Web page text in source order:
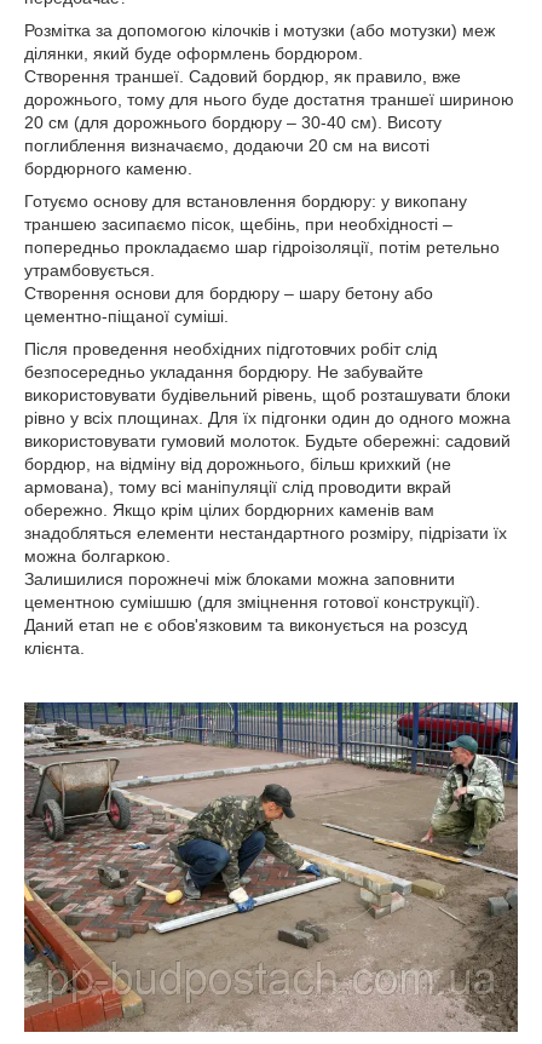
Розмітка за допомогою кілочків і мотузки (або мотузки) меж
ділянки, який буде оформлень бордюром.
Створення траншеї. Садовий бордюр, як правило, вже
дорожнього, тому для нього буде достатня траншеї шириною
20 см (для дорожнього бордюру – 30-40 см). Висоту
поглиблення визначаємо, додаючи 20 см на висоті
бордюрного каменю.
Готуємо основу для встановлення бордюру: у викопану
траншею засипаємо пісок, щебінь, при необхідності –
попередньо прокладаємо шар гідроізоляції, потім ретельно
утрамбовується.
Створення основи для бордюру – шару бетону або
цементно-піщаної суміші.
Після проведення необхідних підготовчих робіт слід
безпосередньо укладання бордюру. Не забувайте
використовувати будівельний рівень, щоб розташувати блоки
рівно у всіх площинах. Для їх підгонки один до одного можна
використовувати гумовий молоток. Будьте обережні: садовий
бордюр, на відміну від дорожнього, більш крихкий (не
армована), тому всі маніпуляції слід проводити вкрай
обережно. Якщо крім цілих бордюрних каменів вам
знадобляться елементи нестандартного розміру, підрізати їх
можна болгаркою.
Залишилися порожнечі між блоками можна заповнити
цементною сумішшю (для зміцнення готової конструкції).
Даний етап не є обов'язковим та виконується на розсуд
клієнта.